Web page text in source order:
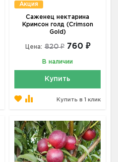
Акция
Саженец нектарина
Кримсон голд (Crimson
Gold)
Цена: 820 ₽ 760 ₽
В наличии
Купить
Купить в 1 клик